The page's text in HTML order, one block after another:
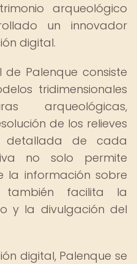
arqueológico
un innovador
digital.
Palenque consiste
tridimensionales
arqueológicas,
de los relieves
detallada de cada
no solo permite
la información sobre
también facilita la
y la divulgación del
digital, Palenque se